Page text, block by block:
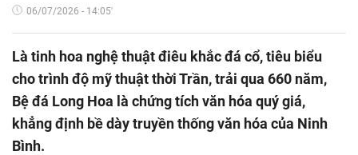
06/07/2026 - 14:05'
Là tinh hoa nghệ thuật điêu khắc đá cổ, tiêu biểu
cho trình độ mỹ thuật thời Trần, trải qua 660 năm,
Bệ đá Long Hoa là chứng tích văn hóa quý giá,
khẳng định bề dày truyền thống văn hóa của Ninh
Bình.